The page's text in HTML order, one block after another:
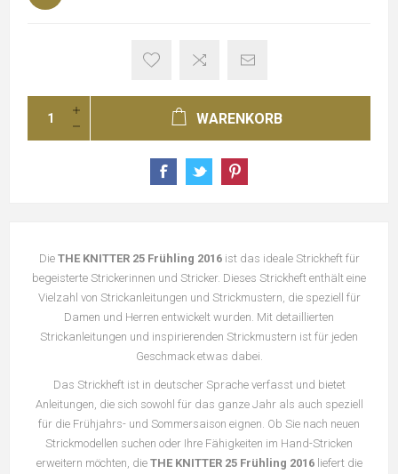
WARENKORB
Die THE KNITTER 25 Frühling 2016ist das ideale Strickheft für
begeisterte Strickerinnen und Stricker. Dieses Strickheft enthält eine
Vielzahl von Strickanleitungen und Strickmustern, die speziell für
Damen und Herren entwickelt wurden. Mit detaillierten
Strickanleitungen und inspirierenden Strickmustern ist für jeden
Geschmack etwas dabei.
Das Strickheft ist in deutscher Sprache verfasst und bietet
Anleitungen, die sich sowohl für das ganze Jahr als auch speziell
für die Frühjahrs- und Sommersaison eignen. Ob Sie nach neuen
Strickmodellen suchen oder Ihre Fähigkeiten im Hand-Stricken
erweitern möchten, die THE KNITTER 25 Frühling 2016liefert die